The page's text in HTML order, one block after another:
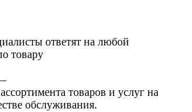
ответят на любой
товару
товаров и услуг на
обслуживания.